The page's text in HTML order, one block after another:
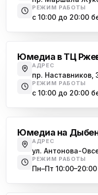
пр.
ю
Юмедиа в ТК
пр. Маршала
Юмедиа на
пр.
ю ул. Белы Куна,
ю
Юмедиа в
ул.
Юмедиа
РЕЖИМ РАБОТЫ
с 10:00 до 20:00
Юмедиа в ТЦ
АДРЕС
пр. Наставников,
РЕЖИМ РАБОТЫ
с 10:00 до 20:00
Юмедиа на
АДРЕС
ул. Антонова-
РЕЖИМ РАБОТЫ
Пн–Пт 10:00–20:00